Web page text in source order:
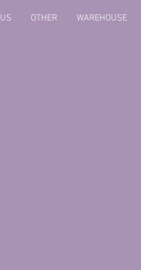
OTHER WAREHOUSE